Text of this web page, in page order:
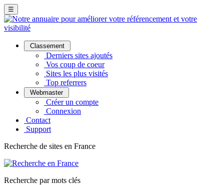
☰
Classement
Derniers sites ajoutés
Vos coup de coeur
Sites les plus visités
Top referrers
Webmaster
Créer un compte
Connexion
Contact
Support
Recherche de sites en France
Recherche par mots clés